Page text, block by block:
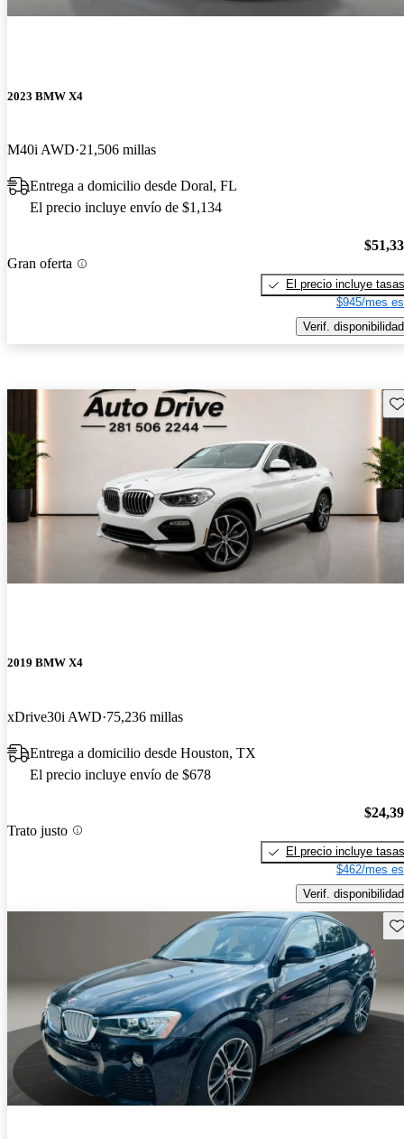
2023 BMW X4
M40i AWD 21,506 millas
Entrega a domicilio desde Doral, FL
El precio incluye envío de $1,134
Gran oferta
El precio incluye tasas
$945/mes
Verif. disponibilidad
2019 BMW X4
xDrive30i AWD 75,236 millas
Entrega a domicilio desde Houston, TX
El precio incluye envío de $678
Trato justo
El precio incluye tasas
$462/mes
Verif. disponibilidad